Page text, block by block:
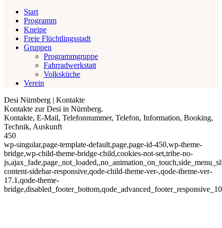
Start
Programm
Kneipe
Freie Flüchtlingsstadt
Gruppen
Programmgruppe
Fahrradwerkstatt
Volksküche
Verein
Desi Nürnberg | Kontakte
Kontakte zur Desi in Nürnberg.
Kontakte, E-Mail, Telefonnummer, Telefon, Information, Booking,
Technik, Auskunft
450
wp-singular,page-template-default,page,page-id-450,wp-theme-
bridge,wp-child-theme-bridge-child,cookies-not-set,tribe-no-
content-sidebar-responsive,qode-child-theme-ver-,qode-theme-ver-
17.1,qode-theme-